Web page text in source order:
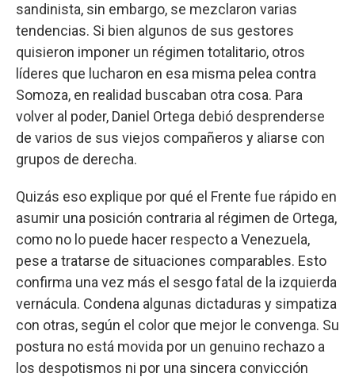
sandinista, sin embargo, se mezclaron varias
tendencias. Si bien algunos de sus gestores
quisieron imponer un régimen totalitario, otros
líderes que lucharon en esa misma pelea contra
Somoza, en realidad buscaban otra cosa. Para
volver al poder, Daniel Ortega debió desprenderse
de varios de sus viejos compañeros y aliarse con
grupos de derecha.
Quizás eso explique por qué el Frente fue rápido en
asumir una posición contraria al régimen de Ortega,
como no lo puede hacer respecto a Venezuela,
pese a tratarse de situaciones comparables. Esto
confirma una vez más el sesgo fatal de la izquierda
vernácula. Condena algunas dictaduras y simpatiza
con otras, según el color que mejor le convenga. Su
postura no está movida por un genuino rechazo a
los despotismos ni por una sincera convicción